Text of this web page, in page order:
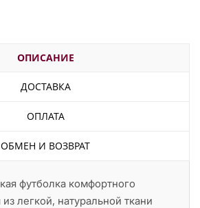
ОПИСАНИЕ
ДОСТАВКА
ОПЛАТА
ОБМЕН И ВОЗВРАТ
футболка комфортного
легкой, натуральной ткани